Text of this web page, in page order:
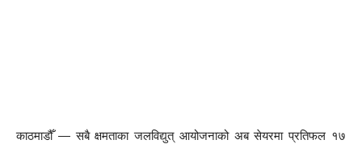
काठमाडौँ — सबै क्षमताका जलविद्युत् आयोजनाको अब सेयरमा प्रतिफल १७